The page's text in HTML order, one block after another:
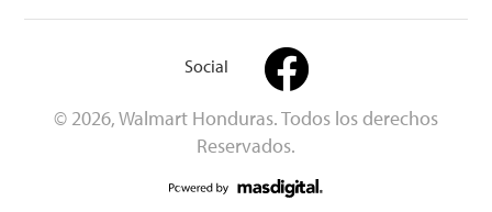
Social
© 2026, Walmart Honduras. Todos los derechos
Reservados.